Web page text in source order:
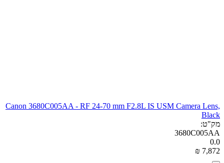
Canon 3680C005AA - RF 24-70 mm F2.8L IS USM Camera Lens,
Black
מק"ט:
3680C005AA
0.0
₪ 7,872